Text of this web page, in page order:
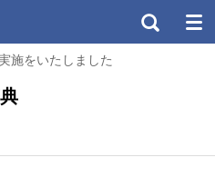
施をいたしました